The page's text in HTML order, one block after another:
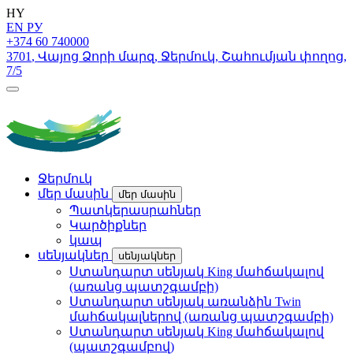
HY
EN РУ
+374 60 740000
3701 , Վայոց Ձորի մարզ, Ջերմուկ, Շահումյան փողոց,
7/5
Ջերմուկ
մեր մասին
մեր մասին
Պատկերասրահներ
Կարծիքներ
կապ
սենյակներ
սենյակներ
Ստանդարտ սենյակ King մահճակալով
(առանց պատշգամբի)
Ստանդարտ սենյակ առանձին Twin
մահճակալներով (առանց պատշգամբի)
Ստանդարտ սենյակ King մահճակալով
(պատշգամբով)